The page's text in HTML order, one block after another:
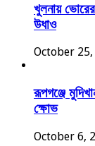
খুলনায়
উধাও
October
রূপগঞ্জে
ক্ষোভ
October 6,